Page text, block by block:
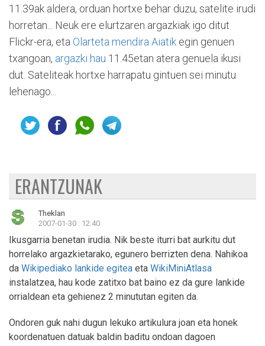
11.39ak aldera, orduan hortxe behar duzu, satelite irudi
horretan... Neuk ere elurtzaren argazkiak igo ditut
Flickr-era, eta Olarteta mendira Aiatik egin genuen
txangoan, argazki hau 11.45etan atera genuela ikusi
dut. Sateliteak hortxe harrapatu gintuen sei minutu
lehenago...
ERANTZUNAK
Theklan
2007-01-30 : 12:40
Ikusgarria benetan irudia. Nik beste iturri bat aurkitu dut
horrelako argazkietarako, egunero berrizten dena. Nahikoa
da Wikipediako lankide egitea eta WikiMiniAtlasa
instalatzea, hau kode zatitxo bat baino ez da gure lankide
orrialdean eta gehienez 2 minututan egiten da.
Ondoren guk nahi dugun lekuko artikulura joan eta honek
koordenatuen datuak baldin baditu ondoan dagoen